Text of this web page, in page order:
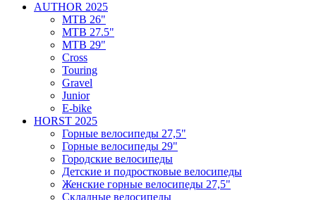
AUTHOR 2025
MTB 26"
MTB 27.5"
MTB 29"
Cross
Touring
Gravel
Junior
E-bike
HORST 2025
Горные велосипеды 27,5"
Горные велосипеды 29"
Городские велосипеды
Детские и подростковые велосипеды
Женские горные велосипеды 27,5"
Складные велосипеды